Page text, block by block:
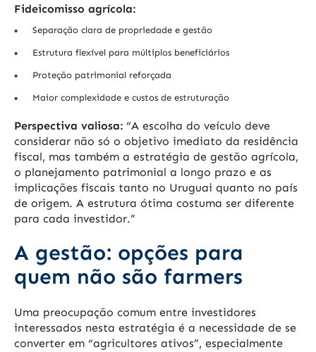
Fideicomisso agrícola:
Separação clara de propriedade e gestão
Estrutura flexível para múltiplos beneficiários
Proteção patrimonial reforçada
Maior complexidade e custos de estruturação
Perspectiva valiosa: “A escolha do veículo deve
considerar não só o objetivo imediato da residência
fiscal, mas também a estratégia de gestão agrícola,
o planejamento patrimonial a longo prazo e as
implicações fiscais tanto no Uruguai quanto no país
de origem. A estrutura ótima costuma ser diferente
para cada investidor.”
A gestão: opções para
quem não são farmers
Uma preocupação comum entre investidores
interessados nesta estratégia é a necessidade de se
converter em “agricultores ativos”, especialmente